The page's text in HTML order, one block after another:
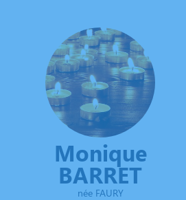
Monique
BARRET
née FAURY